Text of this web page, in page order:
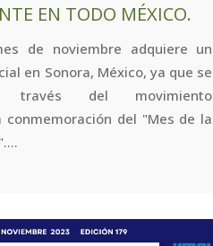
EN TODO MÉXICO.
de noviembre adquiere un
en Sonora, México, ya que se
través del movimiento
conmemoración del "Mes de la